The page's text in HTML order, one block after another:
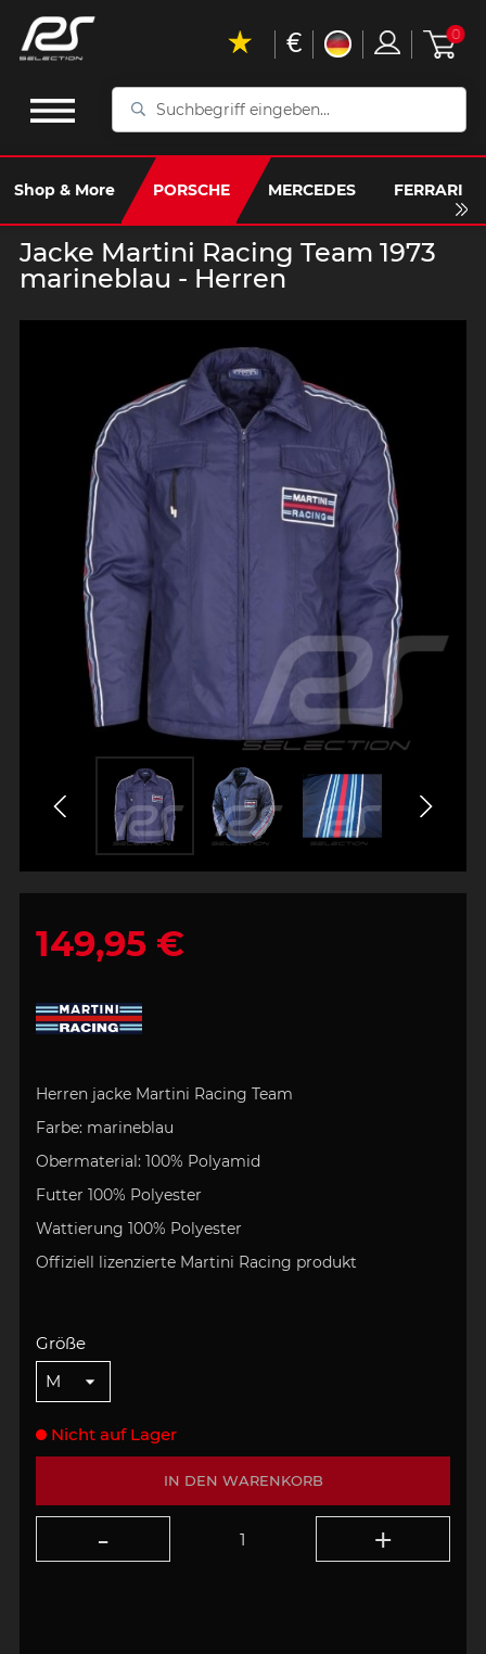
Suchbegriff
Shop & More PORSCHE MERCEDES FERRARI
€ 0
Jacke Martini Racing Team 1973
marineblau - Herren
149,95 €
Herren jacke Martini Racing Team
Farbe: marineblau
Obermaterial: 100% Polyamid
Futter 100% Polyester
Wattierung 100% Polyester
Offiziell lizenzierte Martini Racing produkt
Größe
IN DEN WARENKORB
Nicht auf Lager